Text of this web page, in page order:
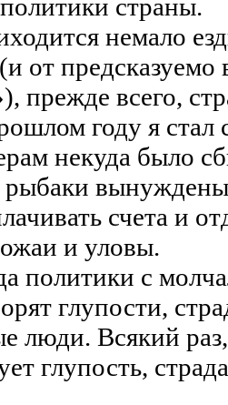
страны.
немало
от
прежде всего,
году я стал
некуда было
вынуждены
счета и
и уловы.
политики с
глупости,
люди. Всякий
глупость,